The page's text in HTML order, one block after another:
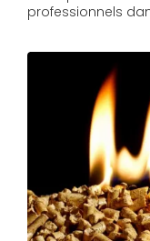
professionnels